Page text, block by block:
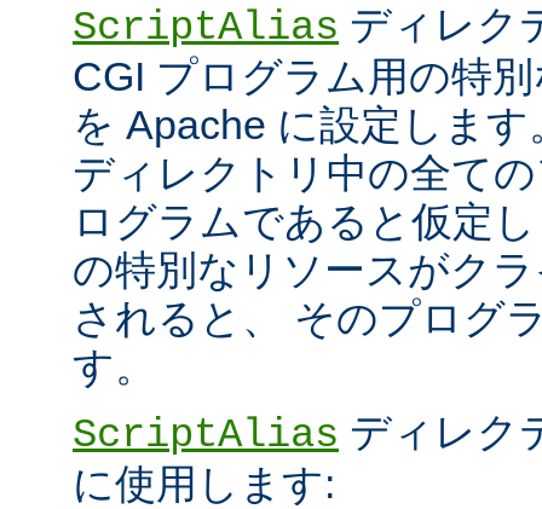
ScriptAlias ディレク
CGI プログラム用の特
を Apache に設定しま
ディレクトリ中の全て
ログラムであると仮定
の特別なリソースがク
されると、 そのプログ
す。
ScriptAlias ディレク
に使用します: